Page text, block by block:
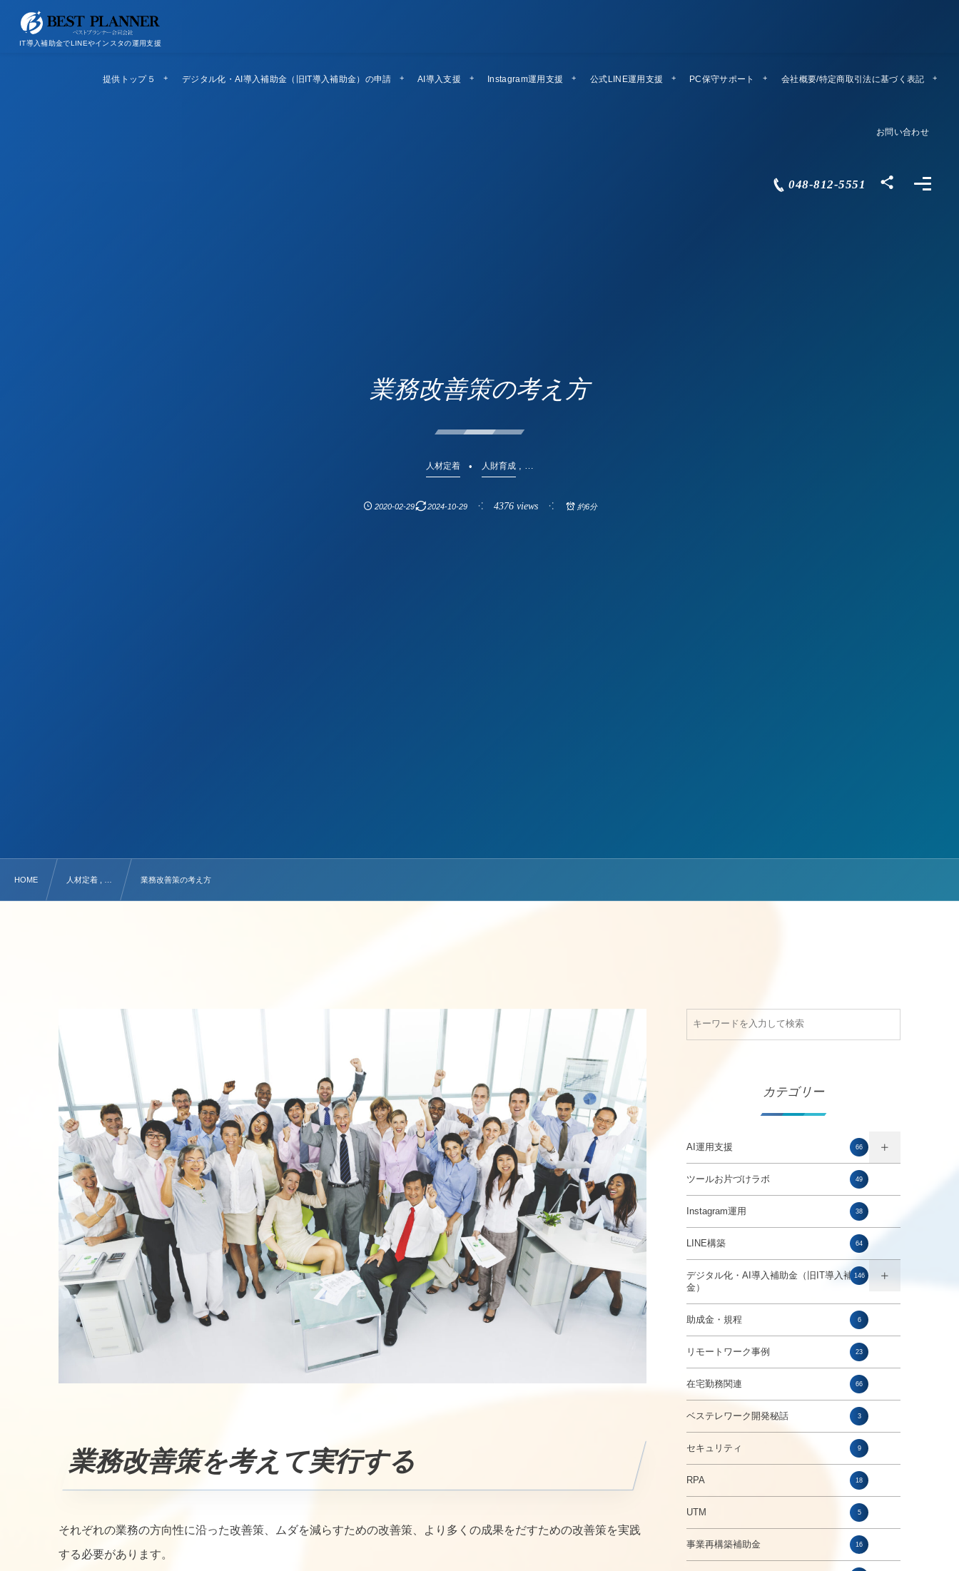
IT導入補助金でLINEやインスタの運用支援
提供トップ５
Top5 デジタル化・AI導入補助金（旧IT導入補助金）の申請 AI導入支援 Instagram運用支援 公式LINE運用支援 PC保守サポート
リモートメンテ 会社概要/特定商取引法に基づく表記
Company Profile
お問い合わせ
Contact
048-812-5551
業務改善策の考え方
人材定着 人財育成, …
2020-02-29 2024-10-29 4376 views 約6分
HOME 人材定着 , … 業務改善策の考え方
業務改善策を考えて実行する
それぞれの業務の方向性に沿った改善策、ムダを減らすための改善策、より多くの成果をだすための改善策を実践
する必要があります。
カテゴリー
AI運用支援 66
ツールお片づけラボ 49
Instagram運用 38
LINE構築 64
デジタル化・AI導入補助金（旧IT導入補助
金）
146
助成金・規程 6
リモートワーク事例 23
在宅勤務関連 66
ベステレワーク開発秘話 3
セキュリティ 9
RPA 18
UTM 5
事業再構築補助金 16